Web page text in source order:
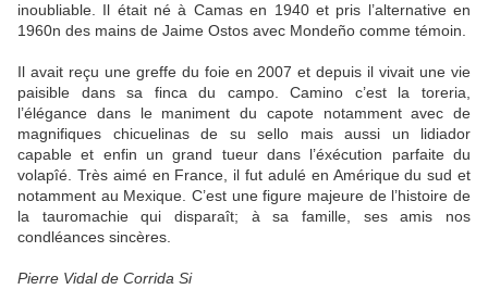
inoubliable. Il était né à Camas en 1940 et pris l’alternative en
1960n des mains de Jaime Ostos avec Mondeño comme témoin.
Il avait reçu une greffe du foie en 2007 et depuis il vivait une vie
paisible dans sa finca du campo. Camino c’est la toreria,
l’élégance dans le maniment du capote notamment avec de
magnifiques chicuelinas de su sello mais aussi un lidiador
capable et enfin un grand tueur dans l’éxécution parfaite du
volapîé. Très aimé en France, il fut adulé en Amérique du sud et
notamment au Mexique. C’est une figure majeure de l’histoire de
la tauromachie qui disparaît; à sa famille, ses amis nos
condléances sincères.
Pierre Vidal de Corrida Si